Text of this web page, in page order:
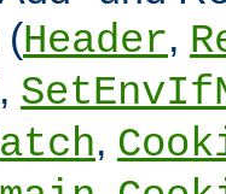
(Header,
,
,